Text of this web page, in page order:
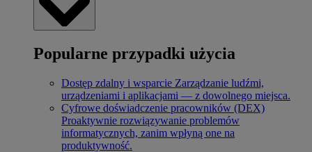
Popularne przypadki użycia
Dostęp zdalny i wsparcie Zarządzanie ludźmi,
urządzeniami i aplikacjami — z dowolnego miejsca.
Cyfrowe doświadczenie pracowników (DEX)
Proaktywnie rozwiązywanie problemów
informatycznych, zanim wpłyną one na
produktywność.